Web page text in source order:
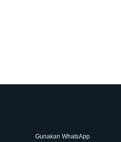
Gunakan WhatsApp